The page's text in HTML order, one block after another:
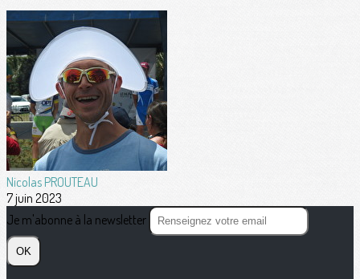
Nicolas PROUTEAU
7 juin 2023
Je m'abonne à la newsletter
OK